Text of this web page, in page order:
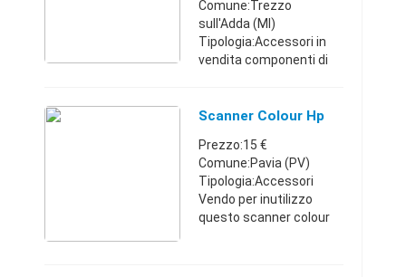
Comune:Trezzo
sull'Adda (MI)
Tipologia:Accessori in
vendita componenti di
tavoletta grafica mouse
manuali.... offerta libera
pre ...
Scanner Colour Hp
Prezzo:15 €
Comune:Pavia (PV)
Tipologia:Accessori
Vendo per inutilizzo
questo scanner colour